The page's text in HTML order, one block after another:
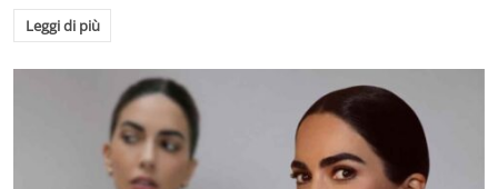
Leggi di più